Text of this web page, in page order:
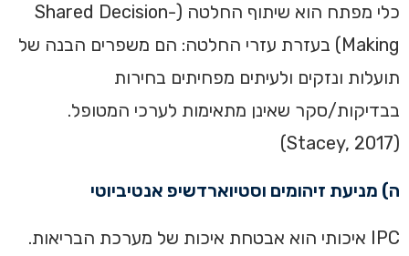
כלי מפתח הוא שיתוף החלטה (Shared Decision-
Making) בעזרת עזרי החלטה: הם משפרים הבנה של
תועלות ונזקים ולעיתים מפחיתים בחירות
בבדיקות/סקר שאינן מתאימות לערכי המטופל.
(Stacey, 2017)
ה) מניעת זיהומים וסטיוארדשיפ אנטיביוטי
IPC איכותי הוא אבטחת איכות של מערכת הבריאות.